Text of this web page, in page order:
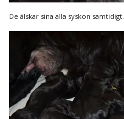
De älskar sina alla syskon samtidigt.